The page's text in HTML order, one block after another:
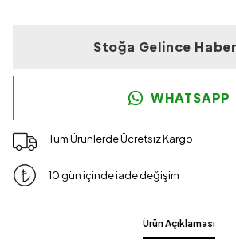
Stoğa Gelince
WHATSAPP
Tüm Ürünlerde Ücretsiz Kargo
10 gün içinde iade değişim
Ürün Açıklaması